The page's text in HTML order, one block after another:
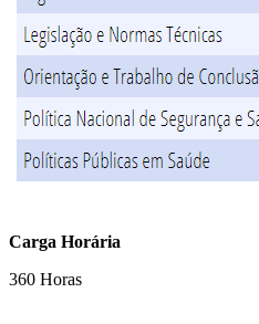
Carga Horária
360 Horas